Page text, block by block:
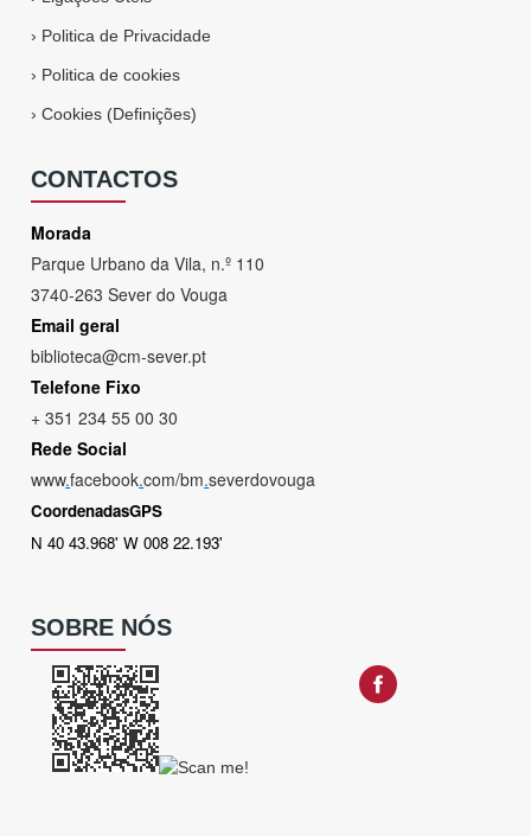
› Politica de Privacidade
› Politica de cookies
›Cookies (Definições)
CONTACTOS
Morada
Parque Urbano da Vila, n.º 110
3740-263 Sever do Vouga
Email geral
biblioteca@cm-sever.pt
Telefone Fixo
+ 351 234 55 00 30
Rede Social
www.facebook.com/bm.severdovouga
CoordenadasGPS
N 40 43.968' W 008 22.193'
SOBRE NÓS